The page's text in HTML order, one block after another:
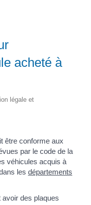
acheté à
légale et
être conforme aux
par le code de la
véhicules acquis à
les départements
des plaques